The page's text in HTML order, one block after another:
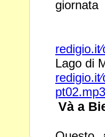
giornata
Lago di
pt02.mp3
Và a